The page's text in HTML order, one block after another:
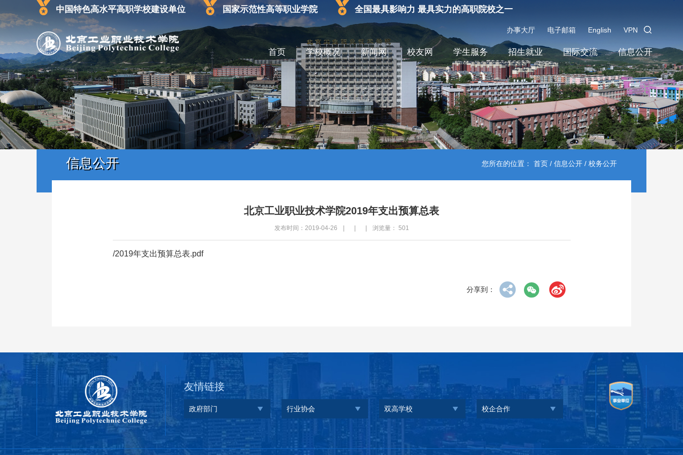
中国特色高水平高职学校建设单位 国家示范性高等职业学院 全国最具影响力 最具实力的高职院校之一
办事大厅 电子邮箱 English VPN
首页 学校概况 新闻网 校友网 学生服务 招生就业 国际交流 信息公开
您所在的位置： 首页 / 信息公开 / 校务公开
信息公开
北京工业职业技术学院2019年支出预算总表
发布时间：2019-04-26 浏览量： 501
/2019年支出预算总表.pdf
分享到：
友情链接
政府部门 行业协会 双高学校 校企合作